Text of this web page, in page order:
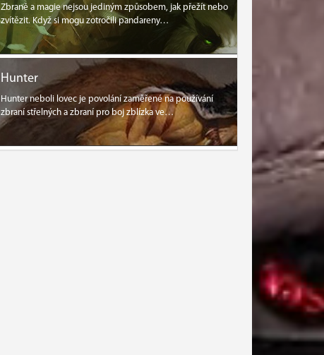
Zbraně a magie nejsou jediným způsobem, jak přežít nebo
zvítězit. Když si mogu zotročili pandareny…
Hunter
Hunter neboli lovec je povolání zaměřené na používání
zbraní střelných a zbraní pro boj zblízka ve…